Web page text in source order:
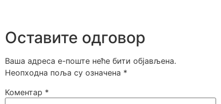
Оставите одговор
Ваша адреса е-поште неће бити објављена.
Неопходна поља су означена *
Коментар *